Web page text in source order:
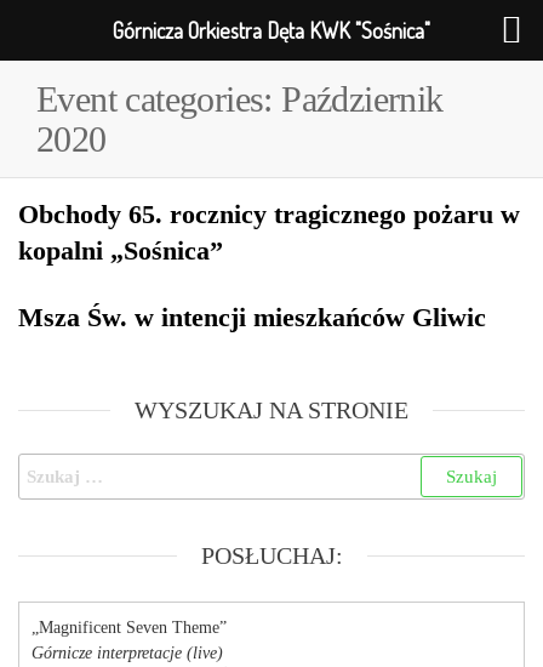
Event categories: Październik
2020
Obchody 65. rocznicy tragicznego pożaru w
kopalni „Sośnica”
Msza Św. w intencji mieszkańców Gliwic
WYSZUKAJ NA STRONIE
POSŁUCHAJ:
„Magnificent Seven Theme”
Górnicze interpretacje (live)
Górnicza Orkiestra Dęta KWK "Sośnica"